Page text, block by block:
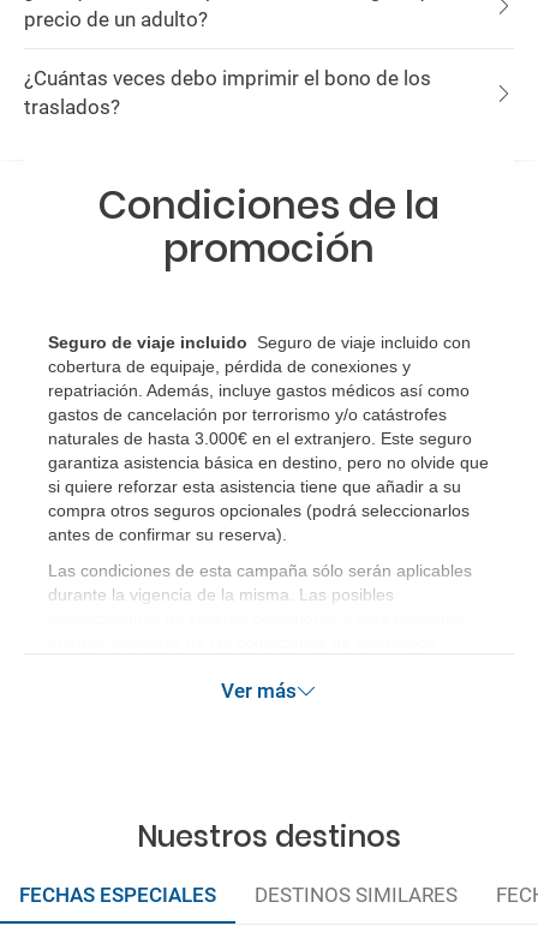
precio de un adulto?
¿Cuántas veces debo imprimir el bono de los
traslados?
Condiciones de la
promoción
Seguro de viaje incluido
Seguro de viaje incluido con
cobertura de equipaje, pérdida de conexiones y
repatriación. Además, incluye gastos médicos así como
gastos de cancelación por terrorismo y/o catástrofes
naturales de hasta 3.000€ en el extranjero. Este seguro
garantiza asistencia básica en destino, pero no olvide que
si quiere reforzar esta asistencia tiene que añadir a su
compra otros seguros opcionales (podrá seleccionarlos
antes de confirmar su reserva)
Las condiciones de esta campaña sólo serán aplicables
durante la vigencia de la misma. Las posibles
Ver más
Nuestros destinos
FECHAS ESPECIALES DESTINOS SIMILARES